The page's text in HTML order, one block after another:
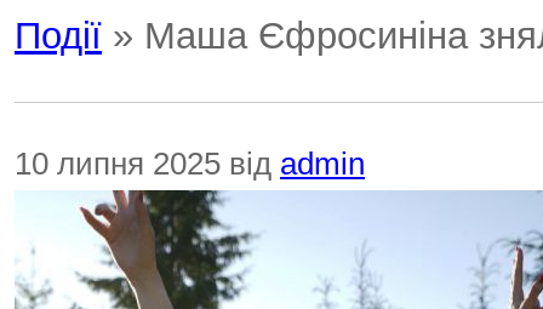
Події » Маша Єфросиніна
10 липня 2025 від admin